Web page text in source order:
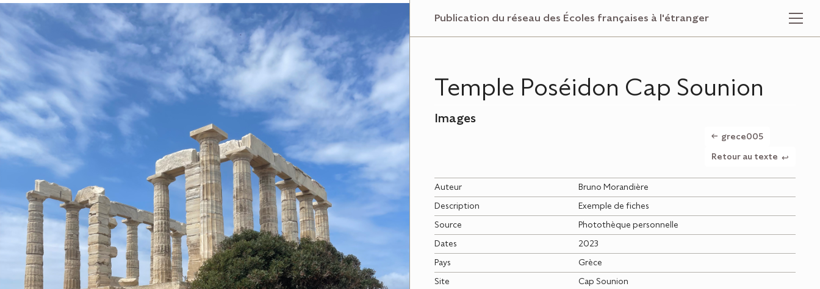
Publication du réseau des Écoles françaises à l'étranger
Temple Poséidon Cap Sounion
Temple Poséidon Cap Sounion
Images
grece005
Retour au texte
Auteur
Bruno Morandière
Description
Exemple de fiches
Source
Photothèque personnelle
Dates
2023
Pays
Grèce
Site
Cap Sounion